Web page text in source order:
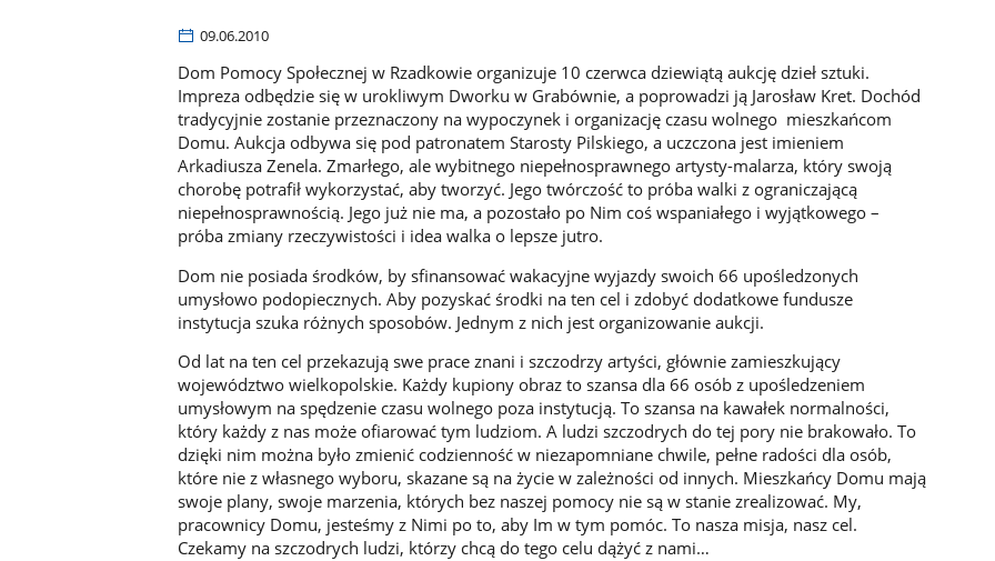
09.06.2010
Dom Pomocy Społecznej w Rzadkowie organizuje 10 czerwca dziewiątą aukcję dzieł sztuki.
Impreza odbędzie się w urokliwym Dworku w Grabównie, a poprowadzi ją Jarosław Kret. Dochód
tradycyjnie zostanie przeznaczony na wypoczynek i organizację czasu wolnego mieszkańcom
Domu. Aukcja odbywa się pod patronatem Starosty Pilskiego, a uczczona jest imieniem
Arkadiusza Zenela. Zmarłego, ale wybitnego niepełnosprawnego artysty-malarza, który swoją
chorobę potrafił wykorzystać, aby tworzyć. Jego twórczość to próba walki z ograniczającą
niepełnosprawnością. Jego już nie ma, a pozostało po Nim coś wspaniałego i wyjątkowego –
próba zmiany rzeczywistości i idea walka o lepsze jutro.
Dom nie posiada środków, by sfinansować wakacyjne wyjazdy swoich 66 upośledzonych
umysłowo podopiecznych. Aby pozyskać środki na ten cel i zdobyć dodatkowe fundusze
instytucja szuka różnych sposobów. Jednym z nich jest organizowanie aukcji.
Od lat na ten cel przekazują swe prace znani i szczodrzy artyści, głównie zamieszkujący
województwo wielkopolskie. Każdy kupiony obraz to szansa dla 66 osób z upośledzeniem
umysłowym na spędzenie czasu wolnego poza instytucją. To szansa na kawałek normalności,
który każdy z nas może ofiarować tym ludziom. A ludzi szczodrych do tej pory nie brakowało. To
dzięki nim można było zmienić codzienność w niezapomniane chwile, pełne radości dla osób,
które nie z własnego wyboru, skazane są na życie w zależności od innych. Mieszkańcy Domu mają
swoje plany, swoje marzenia, których bez naszej pomocy nie są w stanie zrealizować. My,
pracownicy Domu, jesteśmy z Nimi po to, aby Im w tym pomóc. To nasza misja, nasz cel.
Czekamy na szczodrych ludzi, którzy chcą do tego celu dążyć z nami…